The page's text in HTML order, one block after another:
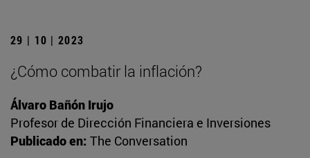
29 | 10 | 2023
¿Cómo combatir la inflación?
Álvaro Bañón Irujo
Profesor de Dirección Financiera e Inversiones
Publicado en: The Conversation